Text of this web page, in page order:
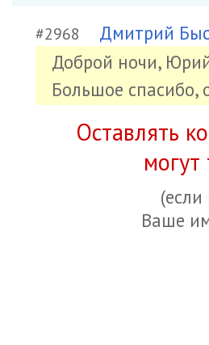
#2968 Дмитрий
Доброй ночи,
Большое спасибо,
Оставлять
могут
Ваше